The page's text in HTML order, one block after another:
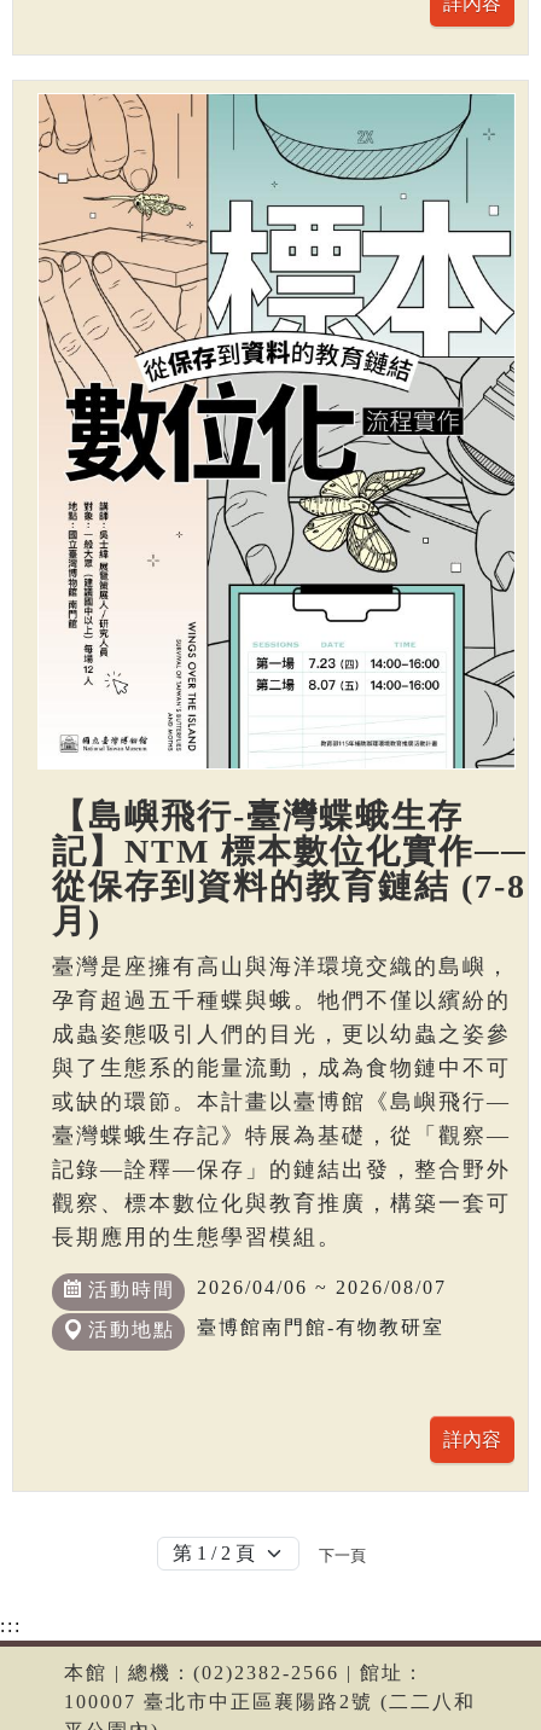
【島嶼飛行-臺灣蝶蛾生存
記】NTM 標本數位化實作──
從保存到資料的教育鏈結 (7-8
月)
臺灣是座擁有高山與海洋環境交織的島嶼，
孕育超過五千種蝶與蛾。牠們不僅以繽紛的
成蟲姿態吸引人們的目光，更以幼蟲之姿參
與了生態系的能量流動，成為食物鏈中不可
或缺的環節。本計畫以臺博館《島嶼飛行—
臺灣蝶蛾生存記》特展為基礎，從「觀察—
記錄—詮釋—保存」的鏈結出發，整合野外
觀察、標本數位化與教育推廣，構築一套可
長期應用的生態學習模組。
活動時間 2026/04/06 ~ 2026/08/07
活動地點 臺博館南門館-有物教研室
下一頁
:::
本館 | 總機：(02)2382-2566 | 館址：
100007 臺北市中正區襄陽路2號 (二二八和